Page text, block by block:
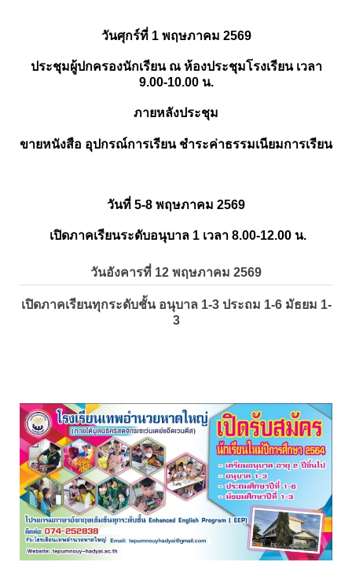
วันศุกร์ที่ 1 พฤษภาคม 2569
ประชุมผู้ปกครองนักเรียน ณ ห้องประชุมโรงเรียน เวลา
9.00-10.00 น.
ภายหลังประชุม
ขายหนังสือ อุปกรณ์การเรียน ชำระค่าธรรมเนียมการเรียน
วันที่ 5-8 พฤษภาคม 2569
เปิดภาคเรียนระดับอนุบาล 1 เวลา 8.00-12.00 น.
วันอังคารที่ 12 พฤษภาคม 2569
เปิดภาคเรียนทุกระดับชั้น อนุบาล 1-3 ประถม 1-6 มัธยม 1-
3